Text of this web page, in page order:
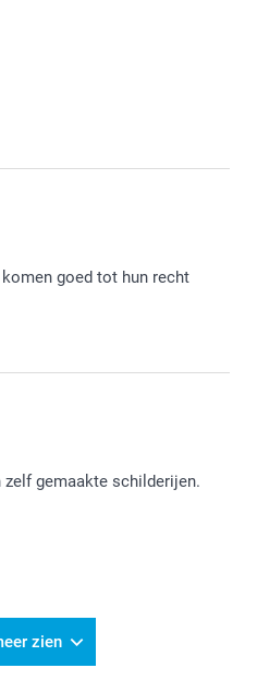
Heel fijn dat je blij bent met
goed tot hun recht
Fijn dat je blij bent met de
er van!
gemaakte schilderijen.
zien